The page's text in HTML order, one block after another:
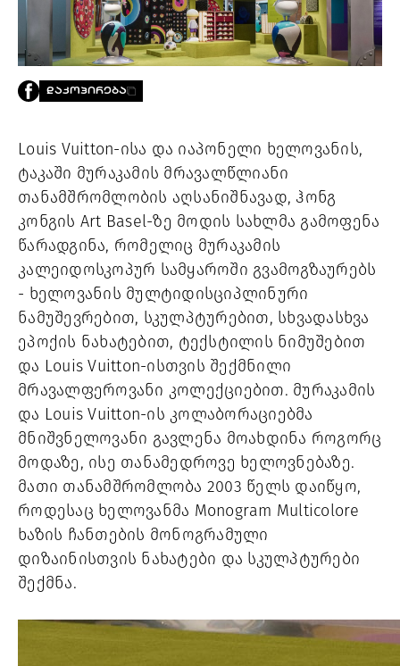
PROJECTS
TV
LIBRARY
SHOP
INFO@HAMMOCKMAGAZINE.GE
ᲩᲕᲔᲜ
ᲨᲔᲡᲐᲮᲔᲑ
STUDIO
ᲓᲐᲙᲝᲞᲘᲠᲔᲑᲐ
Louis Vuitton-ისა და იაპონელი ხელოვანის,
ტაკაში მურაკამის მრავალწლიანი
თანამშრომლობის აღსანიშნავად, ჰონგ
კონგის Art Basel-ზე მოდის სახლმა გამოფენა
წარადგინა, რომელიც მურაკამის
კალეიდოსკოპურ სამყაროში გვამოგზაურებს
- ხელოვანის მულტიდისციპლინური
ნამუშევრებით, სკულპტურებით, სხვადასხვა
ეპოქის ნახატებით, ტექსტილის ნიმუშებით
და Louis Vuitton-ისთვის შექმნილი
მრავალფეროვანი კოლექციებით. მურაკამის
და Louis Vuitton-ის კოლაბორაციებმა
მნიშვნელოვანი გავლენა მოახდინა როგორც
მოდაზე, ისე თანამედროვე ხელოვნებაზე.
მათი თანამშრომლობა 2003 წელს დაიწყო,
როდესაც ხელოვანმა Monogram Multicolore
ხაზის ჩანთების მონოგრამული
დიზაინისთვის ნახატები და სკულპტურები
შექმნა.